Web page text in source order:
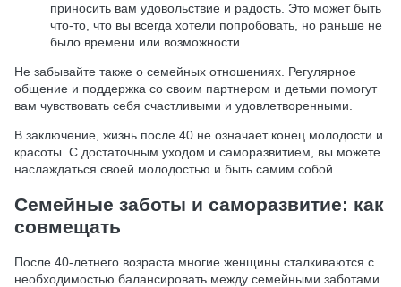
приносить вам удовольствие и радость. Это может быть
что-то, что вы всегда хотели попробовать, но раньше не
было времени или возможности.
Не забывайте также о семейных отношениях. Регулярное
общение и поддержка со своим партнером и детьми помогут
вам чувствовать себя счастливыми и удовлетворенными.
В заключение, жизнь после 40 не означает конец молодости и
красоты. С достаточным уходом и саморазвитием, вы можете
наслаждаться своей молодостью и быть самим собой.
Семейные заботы и саморазвитие: как
совмещать
После 40-летнего возраста многие женщины сталкиваются с
необходимостью балансировать между семейными заботами